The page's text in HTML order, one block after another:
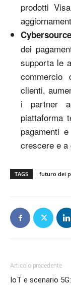
prodotti
Cybersource
dei
supporta le
commercio
clienti,
i partner
piattaforma
pagamenti
crescere e
TAGS futuro dei
Articolo precedente
IoT e scenario